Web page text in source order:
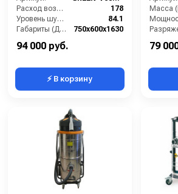
Расход воздуха (л/сек):
178
Уровень шума IEC 704 (дБ(А)):
84.1
Габариты (ДхШхВ):
750х600х1630
Вместимость мусоросборника (л):
94 000 руб.
⚡ В корзину
Масса
79